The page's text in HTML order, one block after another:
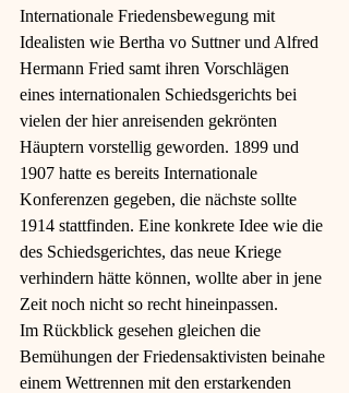
Internationale Friedensbewegung mit
Idealisten wie Bertha vo Suttner und Alfred
Hermann Fried samt ihren Vorschlägen
eines internationalen Schiedsgerichts bei
vielen der hier anreisenden gekrönten
Häuptern vorstellig geworden. 1899 und
1907 hatte es bereits Internationale
Konferenzen gegeben, die nächste sollte
1914 stattfinden. Eine konkrete Idee wie die
des Schiedsgerichtes, das neue Kriege
verhindern hätte können, wollte aber in jene
Zeit noch nicht so recht hineinpassen.
Im Rückblick gesehen gleichen die
Bemühungen der Friedensaktivisten beinahe
einem Wettrennen mit den erstarkenden